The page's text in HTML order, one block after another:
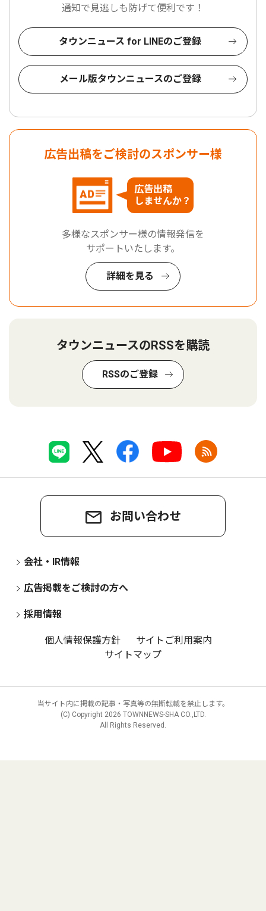
通知で見逃しも防げて便利です！
タウンニュース for LINEのご登録
メール版タウンニュースのご登録
広告出稿をご検討のスポンサー様
広告出稿
しませんか？
多様なスポンサー様の情報発信を
サポートいたします。
詳細を見る
タウンニュースのRSSを購読
RSSのご登録
お問い合わせ
会社・IR情報
広告掲載をご検討の方へ
採用情報
個人情報保護方針
サイトご利用案内
サイトマップ
当サイト内に掲載の記事・写真等の無断転載を禁止します。
(C) Copyright 2026 TOWNNEWS-SHA CO.,LTD.
All Rights Reserved.